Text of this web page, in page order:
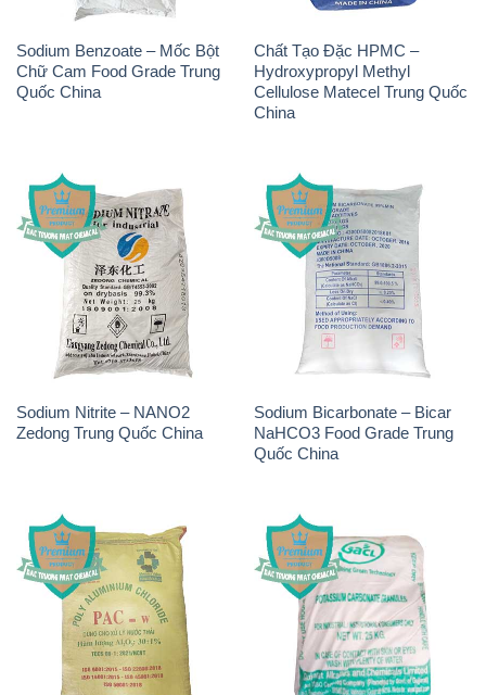
Sodium Benzoate – Mốc Bột
Chữ Cam Food Grade Trung
Quốc China
Chất Tạo Đặc HPMC –
Hydroxypropyl Methyl
Cellulose Matecel Trung Quốc
China
Sodium Nitrite – NANO2
Zedong Trung Quốc China
Sodium Bicarbonate – Bicar
NaHCO3 Food Grade Trung
Quốc China